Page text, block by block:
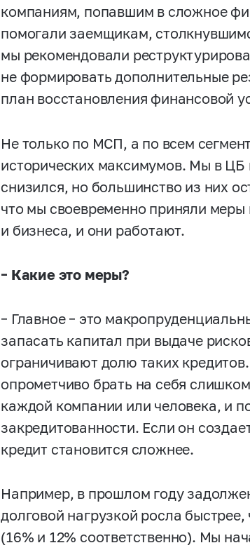
компаниям, попавшим в сложное
помогали заемщикам,
мы рекомендовали
не формировать дополнительные
план восстановления финансовой
Не только по МСП, а по всем
исторических максимумов. Мы в ЦБ
снизился, но большинство из них
что мы своевременно приняли
и бизнеса, и они работают.
– Какие это меры?
– Главное – это
запасать капитал при выдаче
ограничивают долю таких
опрометчиво брать на себя
каждой компании или человека, и
закредитованности. Если он
кредит становится сложнее.
Например, в прошлом году
долговой нагрузкой росла
(16% и 12% соответственно). Мы